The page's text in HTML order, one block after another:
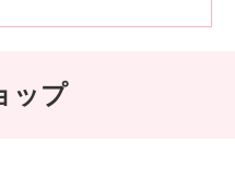
ップ